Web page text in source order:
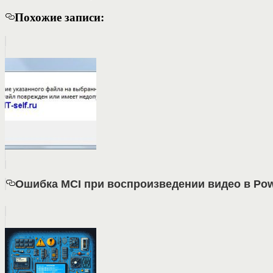
Похожие записи:
Ошибка MCI при воспроизведении видео в